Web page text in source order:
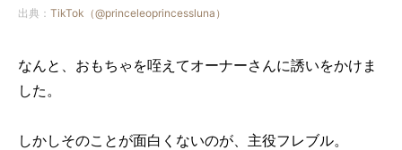
出典： TikTok（@princeleoprincessluna）
なんと、おもちゃを咥えてオーナーさんに誘いをかけま
した。
しかしそのことが面白くないのが、主役フレブル。